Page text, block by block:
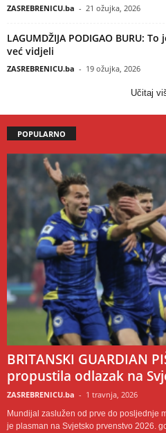
ZASREBRENICU.ba - 21 ožujka, 2026
LAGUMDŽIJA PODIGAO BURU:
već vidjeli
ZASREBRENICU.ba - 19 ožujka, 2026
Učitaj
POPULARNO
BRITANSKI GUARDIAN
propustila odlazak na
ZASREBRENICU.ba - 1 travnja, 2026
Mundijal zaslužen od prve do posljednje
je plasman na Svjetsko prvenstvo 2026.